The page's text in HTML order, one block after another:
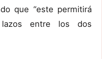
que “este permitirá
entre los dos